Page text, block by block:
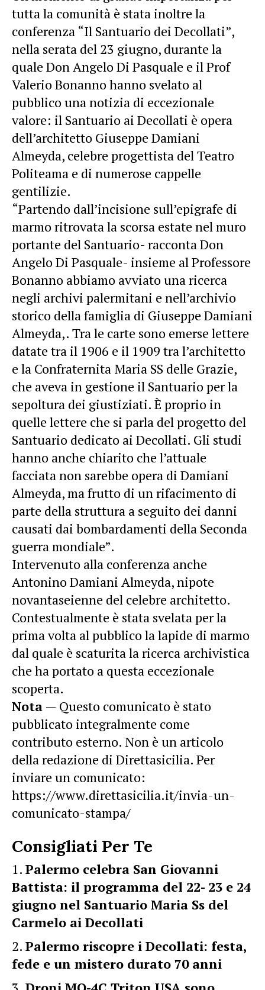
tutta la comunità è stata inoltre la
conferenza “Il Santuario dei Decollati”,
nella serata del 23 giugno, durante la
quale Don Angelo Di Pasquale e il Prof
Valerio Bonanno hanno svelato al
pubblico una notizia di eccezionale
valore: il Santuario ai Decollati è opera
dell’architetto Giuseppe Damiani
Almeyda, celebre progettista del Teatro
Politeama e di numerose cappelle
gentilizie.
“Partendo dall’incisione sull’epigrafe di
marmo ritrovata la scorsa estate nel muro
portante del Santuario- racconta Don
Angelo Di Pasquale- insieme al Professore
Bonanno abbiamo avviato una ricerca
negli archivi palermitani e nell’archivio
storico della famiglia di Giuseppe Damiani
Almeyda,. Tra le carte sono emerse lettere
datate tra il 1906 e il 1909 tra l’architetto
e la Confraternita Maria SS delle Grazie,
che aveva in gestione il Santuario per la
sepoltura dei giustiziati. È proprio in
quelle lettere che si parla del progetto del
Santuario dedicato ai Decollati. Gli studi
hanno anche chiarito che l’attuale
facciata non sarebbe opera di Damiani
Almeyda, ma frutto di un rifacimento di
parte della struttura a seguito dei danni
causati dai bombardamenti della Seconda
guerra mondiale”.
Intervenuto alla conferenza anche
Antonino Damiani Almeyda, nipote
novantaseienne del celebre architetto.
Contestualmente è stata svelata per la
prima volta al pubblico la lapide di marmo
dal quale è scaturita la ricerca archivistica
che ha portato a questa eccezionale
scoperta.
Nota — Questo comunicato è stato
pubblicato integralmente come
contributo esterno. Non è un articolo
della redazione di Direttasicilia. Per
inviare un comunicato:
https://www.direttasicilia.it/invia-un-
comunicato-stampa/
Consigliati Per Te
Palermo celebra San Giovanni
Battista: il programma del 22- 23 e 24
giugno nel Santuario Maria Ss del
Carmelo ai Decollati
Palermo riscopre i Decollati: festa,
fede e un mistero durato 70 anni